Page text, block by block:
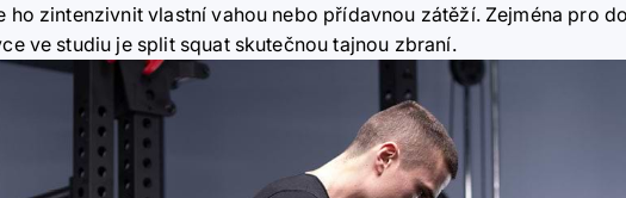
ho zintenzivnit vlastní vahou nebo přídavnou zátěží. Zejména pro
ve studiu je split squat skutečnou tajnou zbraní.